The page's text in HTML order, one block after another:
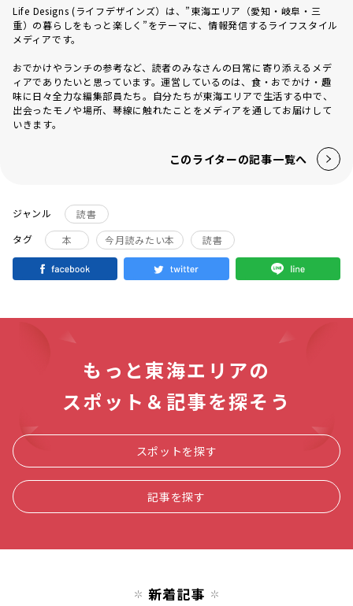
Life Designs (ライフデザインズ）は、”東海エリア（愛知・岐阜・三
重）の暮らしをもっと楽しく”をテーマに、情報発信するライフスタイル
メディアです。
おでかけやランチの参考など、読者のみなさんの日常に寄り添えるメデ
ィアでありたいと思っています。運営しているのは、食・おでかけ・趣
味に日々全力な編集部員たち。自分たちが東海エリアで生活する中で、
出会ったモノや場所、琴線に触れたことをメディアを通してお届けして
いきます。
このライターの記事一覧へ
ジャンル
読書
タグ
本 今月読みたい本 読書
もっと東海エリアの
スポット＆記事を探そう
スポットを探す
記事を探す
新着記事